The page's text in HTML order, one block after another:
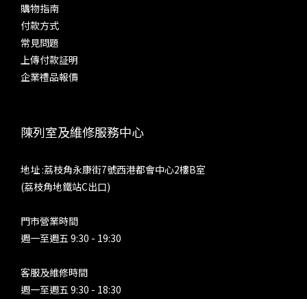
購物指南
付款方式
常見問題
上傳付款証明
企業禮品報價
陳列室及維修服務中心
地址 :荔枝角永康街7號西港都會中心2樓B室
(荔枝角地鐵站C出口)
門市營業時間
週一至週五 9:30 - 19:30
客服及維修時間
週一至週五 9:30 - 18:30